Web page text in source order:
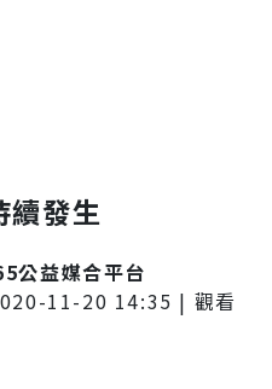
續發生
公益媒合平台
11-20 14:35 | 觀看